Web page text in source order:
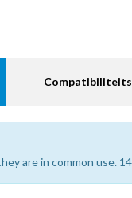
are in common use.